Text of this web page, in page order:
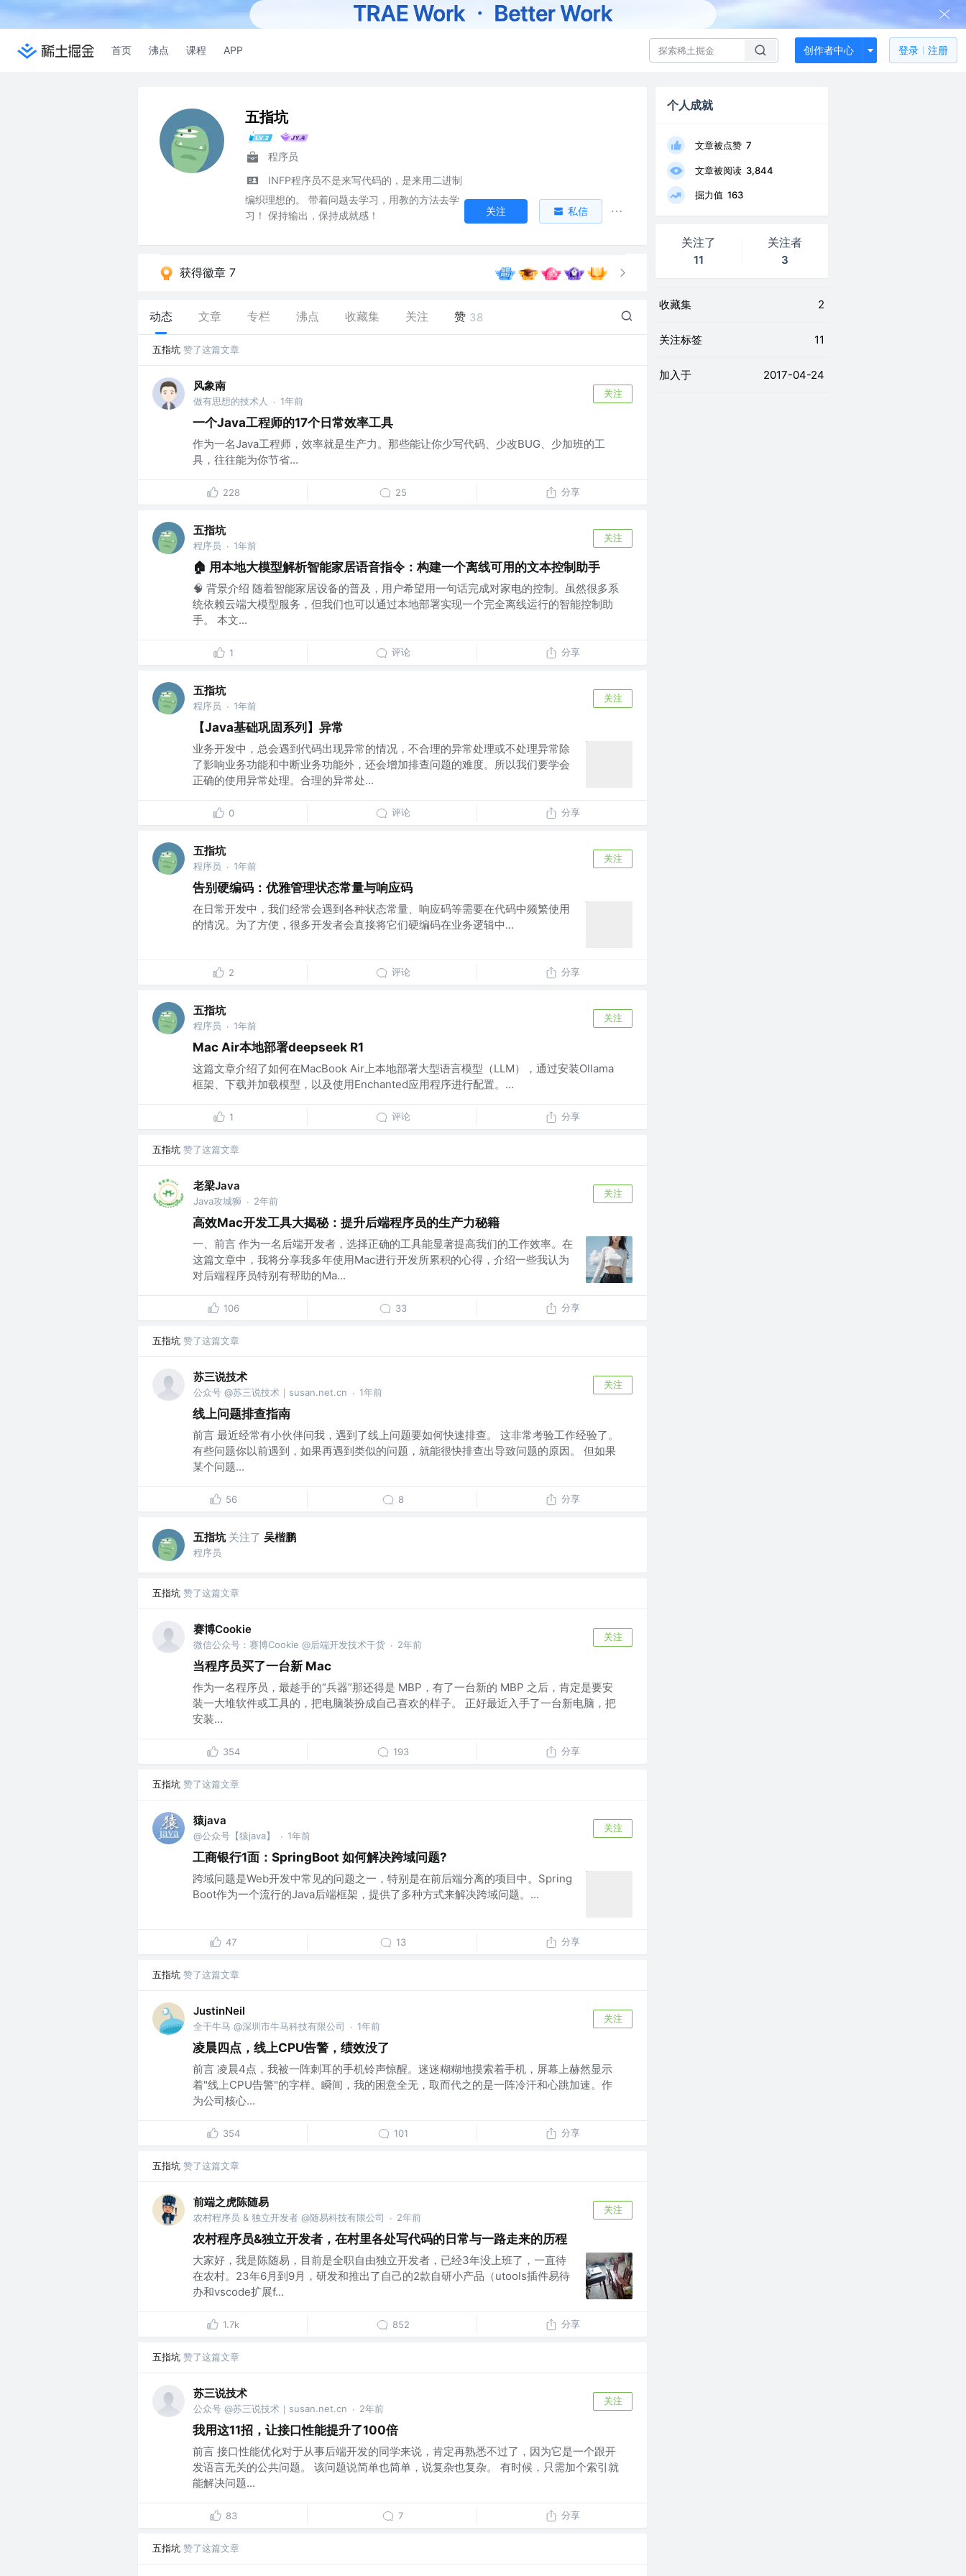
首页 沸点 课程 APP 创作者中心 登录 注册
五指坑
程序员
INFP程序员不是来写代码的，是来用二进制
编织理想的。 带着问题去学习，用教的方法去学
习！ 保持输出，保持成就感！
关注 私信
获得徽章 7
动态 文章 专栏 沸点 收藏集 关注 赞 38
五指坑 赞了这篇文章
风象南
做有思想的技术人 · 1年前
关注
一个Java工程师的17个日常效率工具
作为一名Java工程师，效率就是生产力。那些能让你少写代码、少改BUG、少加班的工
具，往往能为你节省...
228 25 分享
五指坑
程序员 · 1年前
关注
🏠 用本地大模型解析智能家居语音指令：构建一个离线可用的文本控制助手
🧠 背景介绍 随着智能家居设备的普及，用户希望用一句话完成对家电的控制。虽然很多系
统依赖云端大模型服务，但我们也可以通过本地部署实现一个完全离线运行的智能控制助
手。 本文...
1 评论 分享
五指坑
程序员 · 1年前
关注
【Java基础巩固系列】异常
业务开发中，总会遇到代码出现异常的情况，不合理的异常处理或不处理异常除
了影响业务功能和中断业务功能外，还会增加排查问题的难度。所以我们要学会
正确的使用异常处理。合理的异常处...
0 评论 分享
五指坑
程序员 · 1年前
关注
告别硬编码：优雅管理状态常量与响应码
在日常开发中，我们经常会遇到各种状态常量、响应码等需要在代码中频繁使用
的情况。为了方便，很多开发者会直接将它们硬编码在业务逻辑中...
2 评论 分享
五指坑
程序员 · 1年前
关注
Mac Air本地部署deepseek R1
这篇文章介绍了如何在MacBook Air上本地部署大型语言模型（LLM），通过安装Ollama
框架、下载并加载模型，以及使用Enchanted应用程序进行配置。...
1 评论 分享
五指坑 赞了这篇文章
老梁Java
Java攻城狮 · 2年前
关注
高效Mac开发工具大揭秘：提升后端程序员的生产力秘籍
一、前言 作为一名后端开发者，选择正确的工具能显著提高我们的工作效率。在
这篇文章中，我将分享我多年使用Mac进行开发所累积的心得，介绍一些我认为
对后端程序员特别有帮助的Ma...
106 33 分享
五指坑 赞了这篇文章
苏三说技术
公众号 @苏三说技术｜susan.net.cn · 1年前
关注
线上问题排查指南
前言 最近经常有小伙伴问我，遇到了线上问题要如何快速排查。 这非常考验工作经验了。
有些问题你以前遇到，如果再遇到类似的问题，就能很快排查出导致问题的原因。 但如果
某个问题...
56 8 分享
五指坑 关注了 吴楷鹏
程序员
五指坑 赞了这篇文章
赛博Cookie
微信公众号：赛博Cookie @后端开发技术干货 · 2年前
关注
当程序员买了一台新 Mac
作为一名程序员，最趁手的“兵器”那还得是 MBP，有了一台新的 MBP 之后，肯定是要安
装一大堆软件或工具的，把电脑装扮成自己喜欢的样子。 正好最近入手了一台新电脑，把
安装...
354 193 分享
五指坑 赞了这篇文章
猿java
@公众号【猿java】 · 1年前
关注
工商银行1面：SpringBoot 如何解决跨域问题?
跨域问题是Web开发中常见的问题之一，特别是在前后端分离的项目中。Spring
Boot作为一个流行的Java后端框架，提供了多种方式来解决跨域问题。...
47 13 分享
五指坑 赞了这篇文章
JustinNeil
全干牛马 @深圳市牛马科技有限公司 · 1年前
关注
凌晨四点，线上CPU告警，绩效没了
前言 凌晨4点，我被一阵刺耳的手机铃声惊醒。迷迷糊糊地摸索着手机，屏幕上赫然显示
着"线上CPU告警"的字样。瞬间，我的困意全无，取而代之的是一阵冷汗和心跳加速。作
为公司核心...
354 101 分享
五指坑 赞了这篇文章
前端之虎陈随易
农村程序员 & 独立开发者 @随易科技有限公司 · 2年前
关注
农村程序员&独立开发者，在村里各处写代码的日常与一路走来的历程
大家好，我是陈随易，目前是全职自由独立开发者，已经3年没上班了，一直待
在农村。23年6月到9月，研发和推出了自己的2款自研小产品（utools插件易待
办和vscode扩展f...
1.7k 852 分享
五指坑 赞了这篇文章
苏三说技术
公众号 @苏三说技术｜susan.net.cn · 2年前
关注
我用这11招，让接口性能提升了100倍
前言 接口性能优化对于从事后端开发的同学来说，肯定再熟悉不过了，因为它是一个跟开
发语言无关的公共问题。 该问题说简单也简单，说复杂也复杂。 有时候，只需加个索引就
能解决问题...
83 7 分享
五指坑 赞了这篇文章
个人成就
文章被点赞 7
文章被阅读 3,844
掘力值 163
关注了
11
关注者
3
收藏集 2
关注标签 11
加入于 2017-04-24